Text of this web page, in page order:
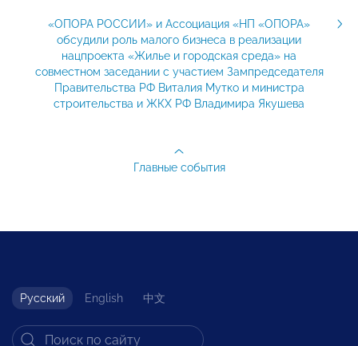
«ОПОРА РОССИИ» и Ассоциация «НП «ОПОРА»
обсудили роль малого бизнеса в реализации
нацпроекта «Жилье и городская среда» на
совместном заседании с участием Зампредседателя
Правительства РФ Виталия Мутко и министра
строительства и ЖКХ РФ Владимира Якушева
Главные события
Русский English 中文